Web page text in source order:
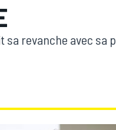
sa revanche avec sa